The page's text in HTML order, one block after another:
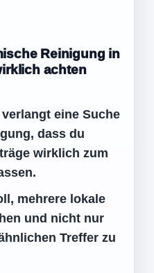
Reinigung in
achten
eine Suche
dass du
wirklich zum
mehrere lokale
und nicht nur
Treffer zu